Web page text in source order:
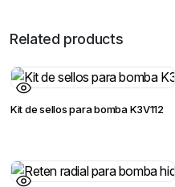
Related products
Kit de sellos para bomba K3V112